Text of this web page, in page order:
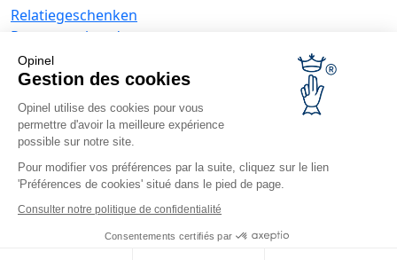
Opinel
Gestion des cookies
Opinel utilise des cookies pour vous
permettre d'avoir la meilleure expérience
possible sur notre site.
Pour modifier vos préférences par la suite, cliquez sur le lien
'Préférences de cookies' situé dans le pied de page.
Consulter notre politique de confidentialité
Consentements certifiés par
Relatiegeschenken
Restauranthouders
Opinel Nieuws
Ontvang nieuwtjes
Vind ons
© Opinel, 2026.Wettelijke vermeldingenAGV